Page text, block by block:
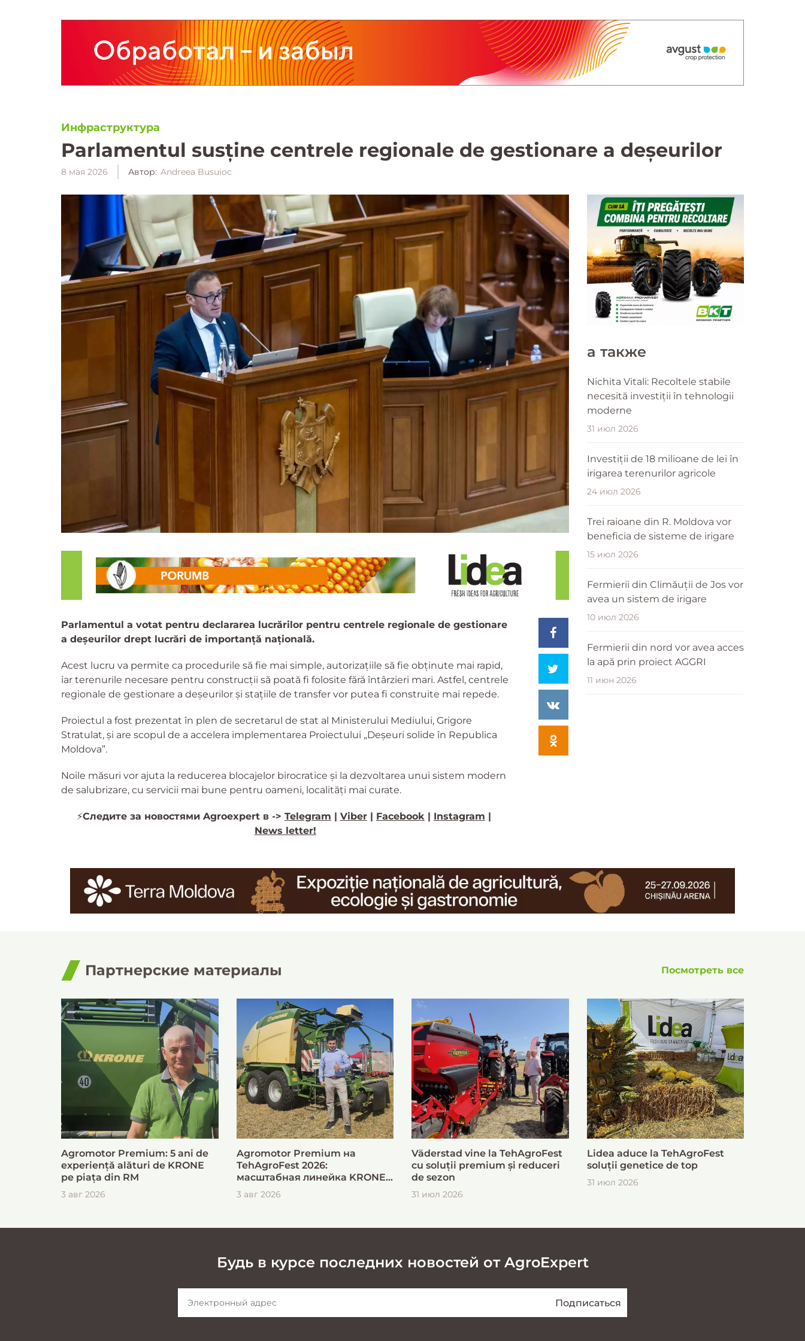
Инфраструктура
Parlamentul susține centrele regionale de gestionare a deșeurilor
8 мая 2026 Автор: Andreea Busuioc
Parlamentul a votat pentru declararea lucrărilor pentru centrele regionale de gestionare
a deșeurilor drept lucrări de importanță națională.
Acest lucru va permite ca procedurile să fie mai simple, autorizațiile să fie obținute mai rapid,
iar terenurile necesare pentru construcții să poată fi folosite fără întârzieri mari. Astfel, centrele
regionale de gestionare a deșeurilor și stațiile de transfer vor putea fi construite mai repede.
Proiectul a fost prezentat în plen de secretarul de stat al Ministerului Mediului, Grigore
Stratulat, și are scopul de a accelera implementarea Proiectului „Deșeuri solide în Republica
Moldova”.
Noile măsuri vor ajuta la reducerea blocajelor birocratice și la dezvoltarea unui sistem modern
de salubrizare, cu servicii mai bune pentru oameni, localități mai curate.
⚡️Следите за новостями Agroexpert в -> Telegram | Viber| Facebook| Instagram |
News letter!
a также
Nichita Vitali: Recoltele stabile
necesită investiții în tehnologii
moderne
31 июл 2026
Investiții de 18 milioane de lei în
irigarea terenurilor agricole
24 июл 2026
Trei raioane din R. Moldova vor
beneficia de sisteme de irigare
15 июл 2026
Fermierii din Climăuții de Jos vor
avea un sistem de irigare
10 июл 2026
Fermierii din nord vor avea acces
la apă prin proiect AGGRI
11 июн 2026
Партнерские материалы Посмотреть все
Agromotor Premium: 5 ani de
experiență alături de KRONE
pe piața din RM
3 авг 2026
Agromotor Premium на
TehAgroFest 2026:
масштабная линейка KRONE
для быстрой и эффективной
3 авг 2026
Väderstad vine la TehAgroFest
cu soluții premium și reduceri
de sezon
31 июл 2026
Lidea aduce la TehAgroFest
soluții genetice de top
31 июл 2026
Будь в курсе последних новостей от AgroExpert